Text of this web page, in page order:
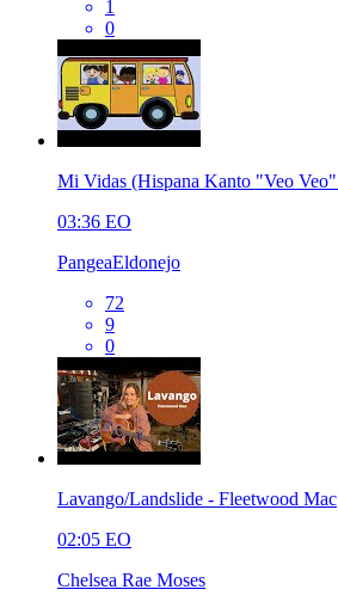
1
0
Mi Vidas (Hispana Kanto "Veo Veo"
03:36 EO
PangeaEldonejo
72
9
0
Lavango/Landslide - Fleetwood Mac
02:05 EO
Chelsea Rae Moses